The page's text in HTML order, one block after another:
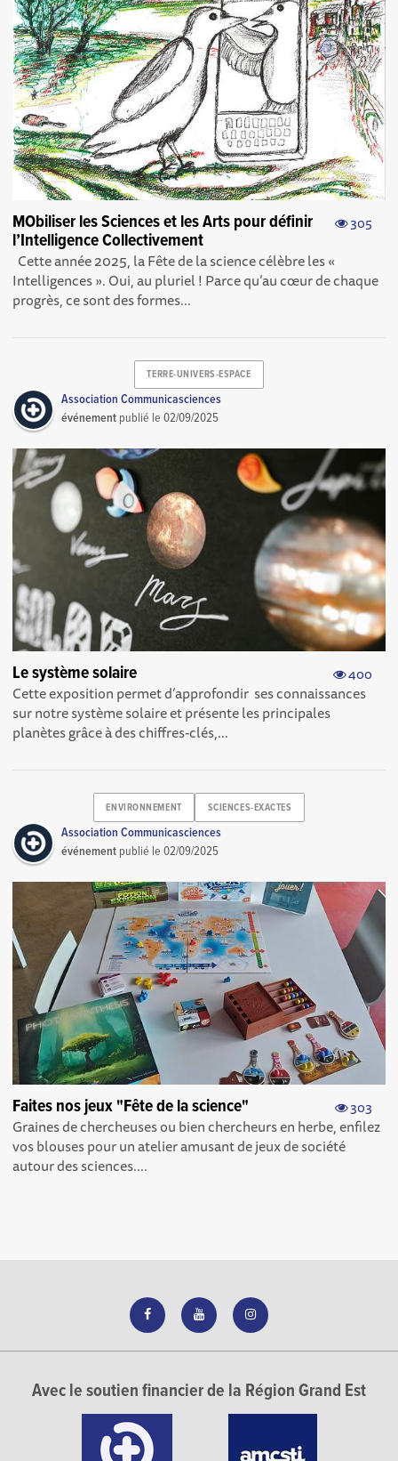
305
MObiliser les Sciences et les Arts pour définir
l’Intelligence Collectivement
Cette année 2025, la Fête de la science célèbre les «
Intelligences ». Oui, au pluriel ! Parce qu’au cœur de chaque
progrès, ce sont des formes...
TERRE-UNIVERS-ESPACE
Association Communicasciences
événement publié le02/09/2025
400
Le système solaire
Cette exposition permet d’approfondir ses connaissances
sur notre système solaire et présente les principales
planètes grâce à des chiffres-clés,...
ENVIRONNEMENT SCIENCES-EXACTES
Association Communicasciences
événement publié le02/09/2025
303
Faites nos jeux "Fête de la science"
Graines de chercheuses ou bien chercheurs en herbe, enfilez
vos blouses pour un atelier amusant de jeux de société
autour des sciences....
Avec le soutien financier de la Région Grand Est